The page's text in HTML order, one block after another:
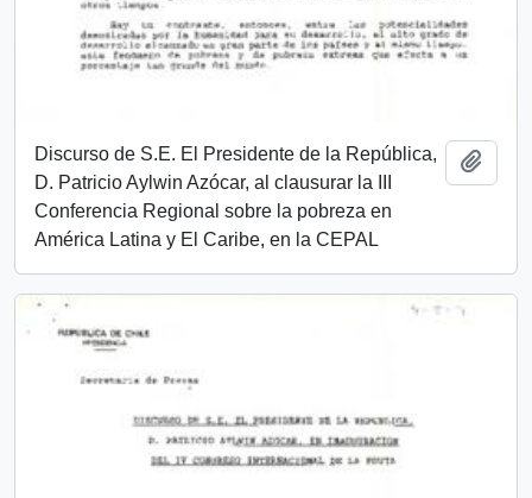
Discurso de S.E. El Presidente de la República,
D. Patricio Aylwin Azócar, al clausurar la III
Conferencia Regional sobre la pobreza en
América Latina y El Caribe, en la CEPAL